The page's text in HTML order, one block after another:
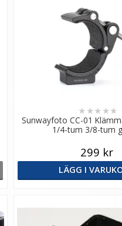
Sunwayfoto CC-01
1/4-tum 3/8-tum
★ ★★ ★★
299 kr
LÄGG I